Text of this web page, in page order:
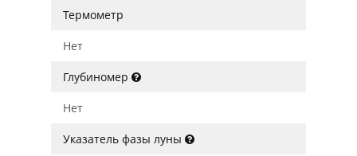
Термометр
Нет
Глубиномер
Нет
Указатель фазы луны